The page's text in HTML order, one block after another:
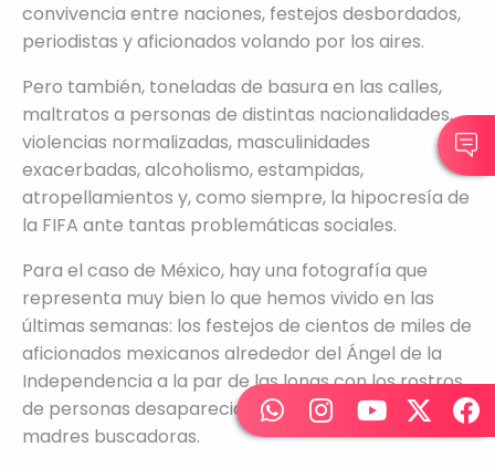
convivencia entre naciones, festejos desbordados,
periodistas y aficionados volando por los aires.
Pero también, toneladas de basura en las calles,
maltratos a personas de distintas nacionalidades,
violencias normalizadas, masculinidades
exacerbadas, alcoholismo, estampidas,
atropellamientos y, como siempre, la hipocresía de
la FIFA ante tantas problemáticas sociales.
Para el caso de México, hay una fotografía que
representa muy bien lo que hemos vivido en las
últimas semanas: los festejos de cientos de miles de
aficionados mexicanos alrededor del Ángel de la
Independencia a la par de las lonas con los rostros
de personas desaparecidas colocadas ahí por las
madres buscadoras.